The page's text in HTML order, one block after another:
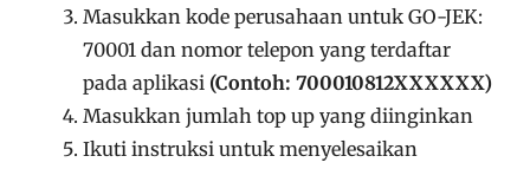
Masukkan kode perusahaan untuk GO-JEK:
70001 dan nomor telepon yang terdaftar
pada aplikasi (Contoh: 700010812XXXXXX)
Masukkan jumlah top up yang diinginkan
Ikuti instruksi untuk menyelesaikan